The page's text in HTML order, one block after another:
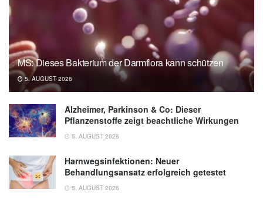
lipemic response and decrease satiety,
(Abruf: 28.09.2019), Journal of Lipid
Research
MS: Dieses Bakterium der Darmflora kann schützen
5. AUGUST 2026
Alzheimer, Parkinson & Co: Dieser
Pflanzenstoffe zeigt beachtliche Wirkungen
5. AUGUST 2026
Harnwegsinfektionen: Neuer
Behandlungsansatz erfolgreich getestet
5. AUGUST 2026